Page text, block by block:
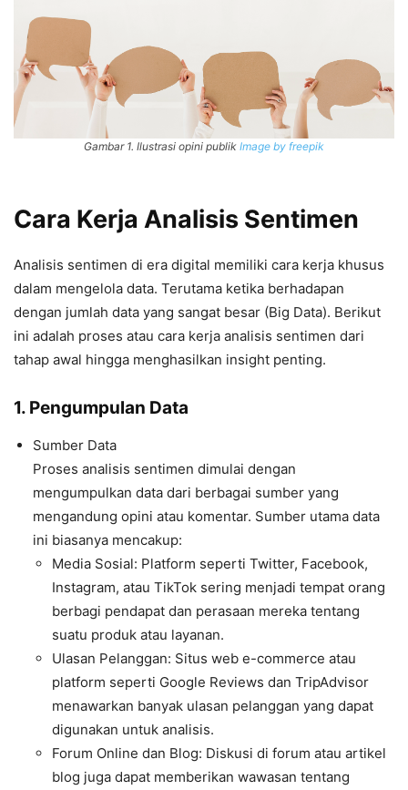
Gambar 1. Ilustrasi opini publik Image by freepik
Cara Kerja Analisis Sentimen
Analisis sentimen di era digital memiliki cara kerja khusus
dalam mengelola data. Terutama ketika berhadapan
dengan jumlah data yang sangat besar (Big Data). Berikut
ini adalah proses atau cara kerja analisis sentimen dari
tahap awal hingga menghasilkan insight penting.
1. Pengumpulan Data
Sumber Data
Proses analisis sentimen dimulai dengan
mengumpulkan data dari berbagai sumber yang
mengandung opini atau komentar. Sumber utama data
ini biasanya mencakup:
Media Sosial: Platform seperti Twitter, Facebook,
Instagram, atau TikTok sering menjadi tempat orang
berbagi pendapat dan perasaan mereka tentang
suatu produk atau layanan.
Ulasan Pelanggan: Situs web e-commerce atau
platform seperti Google Reviews dan TripAdvisor
menawarkan banyak ulasan pelanggan yang dapat
digunakan untuk analisis.
Forum Online dan Blog: Diskusi di forum atau artikel
blog juga dapat memberikan wawasan tentang